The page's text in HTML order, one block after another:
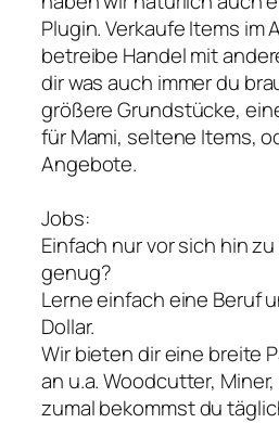
Plugin. Verkaufe Items im
betreibe Handel mit
dir was auch immer du
größere Grundstücke,
für Mami, seltene Items,
Angebote.
Jobs:
Einfach nur vor sich hin
genug?
Lerne einfach eine Beruf
Dollar.
Wir bieten dir eine breite
an u.a. Woodcutter,
zumal bekommst du